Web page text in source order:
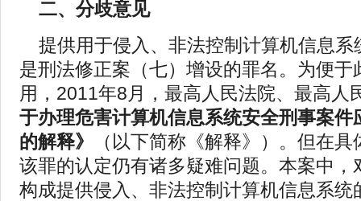
二、分歧意见
提供用于侵入、非法控制计算机信息系
是刑法修正案（七）增设的罪名。为便于
用，2011年8月，最高人民法院、最高人
于办理危害计算机信息系统安全刑事案件
的解释》
（以下简称《解释》）。但在
该罪的认定仍有诸多疑难问题。本案中，
构成提供侵入、非法控制计算机信息系统